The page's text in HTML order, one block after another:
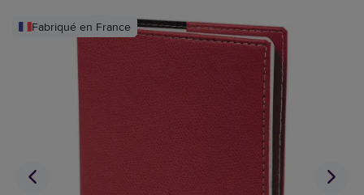
Fabriqué en France